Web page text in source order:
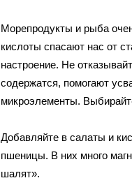
Морепродукты и рыба
кислоты спасают нас от
настроение. Не
содержатся, помогают
микроэлементы.
Добавляйте в салаты и
пшеницы. В них много
шалят».